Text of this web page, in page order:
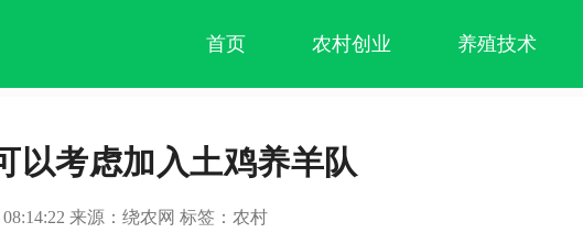
首页 农村创业 养殖技术
以考虑加入土鸡养羊队
来源：绕农网 标签：农村